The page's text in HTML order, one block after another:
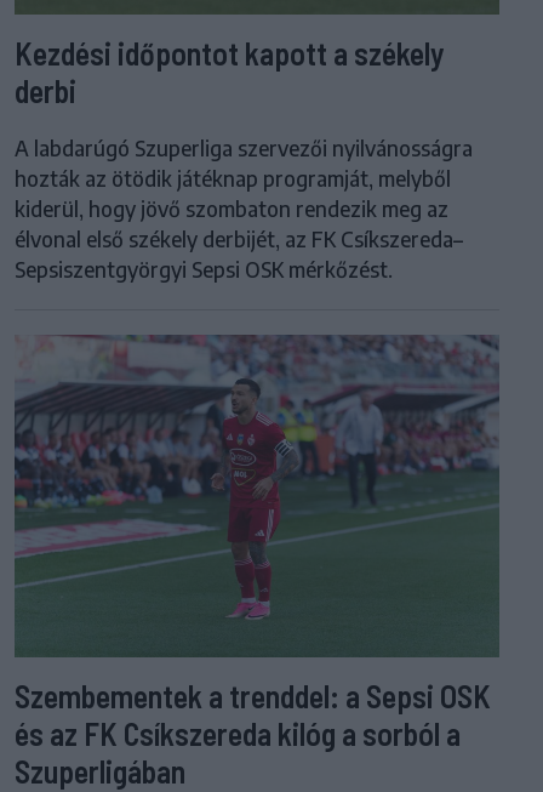
Kezdési időpontot kapott a székely
derbi
A labdarúgó Szuperliga szervezői nyilvánosságra
hozták az ötödik játéknap programját, melyből
kiderül, hogy jövő szombaton rendezik meg az
élvonal első székely derbijét, az FK Csíkszereda–
Sepsiszentgyörgyi Sepsi OSK mérkőzést.
Szembementek a trenddel: a Sepsi OSK
és az FK Csíkszereda kilóg a sorból a
Szuperligában